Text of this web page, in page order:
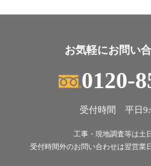
お気軽にお問い
0120-
受付時間 平日
工事・現地調査等は土
受付時間外のお問い合わせは翌営業